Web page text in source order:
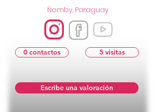
Ñemby, Paraguay
0 contactos 5 visitas
Escribe una valoración